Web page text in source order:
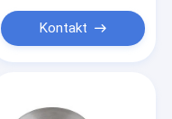
Kontakt